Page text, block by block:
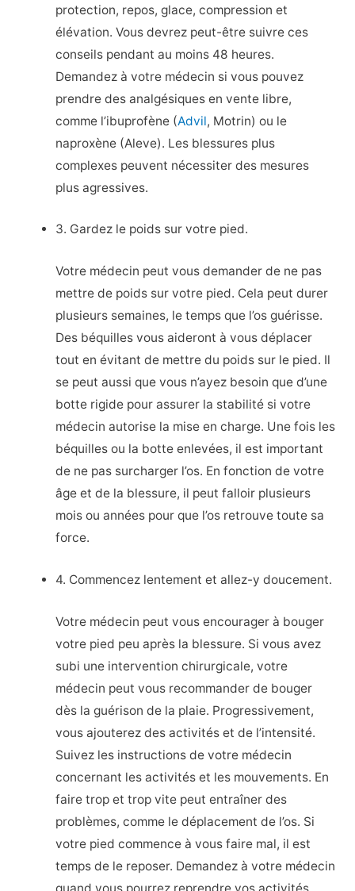
protection, repos, glace, compression et
élévation. Vous devrez peut-être suivre ces
conseils pendant au moins 48 heures.
Demandez à votre médecin si vous pouvez
prendre des analgésiques en vente libre,
comme l’ibuprofène (Advil, Motrin) ou le
naproxène (Aleve). Les blessures plus
complexes peuvent nécessiter des mesures
plus agressives.
3. Gardez le poids sur votre pied.
Votre médecin peut vous demander de ne pas
mettre de poids sur votre pied. Cela peut durer
plusieurs semaines, le temps que l’os guérisse.
Des béquilles vous aideront à vous déplacer
tout en évitant de mettre du poids sur le pied. Il
se peut aussi que vous n’ayez besoin que d’une
botte rigide pour assurer la stabilité si votre
médecin autorise la mise en charge. Une fois les
béquilles ou la botte enlevées, il est important
de ne pas surcharger l’os. En fonction de votre
âge et de la blessure, il peut falloir plusieurs
mois ou années pour que l’os retrouve toute sa
force.
4. Commencez lentement et allez-y doucement.
Votre médecin peut vous encourager à bouger
votre pied peu après la blessure. Si vous avez
subi une intervention chirurgicale, votre
médecin peut vous recommander de bouger
dès la guérison de la plaie. Progressivement,
vous ajouterez des activités et de l’intensité.
Suivez les instructions de votre médecin
concernant les activités et les mouvements. En
faire trop et trop vite peut entraîner des
problèmes, comme le déplacement de l’os. Si
votre pied commence à vous faire mal, il est
temps de le reposer. Demandez à votre médecin